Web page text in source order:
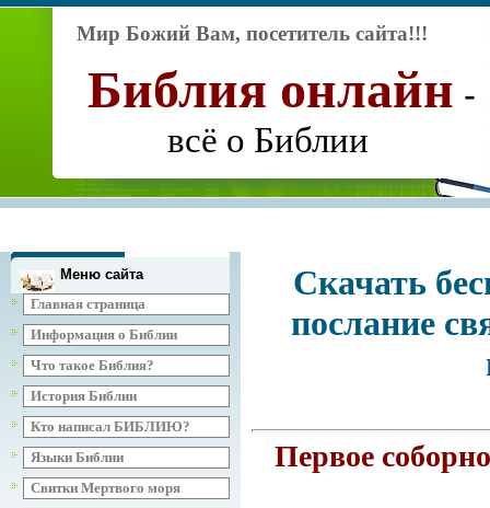
Мир Божий Вам, посетитель сайта!!!
Библия онлайн -
всё о Библии
Меню сайта
Главная страница
Информация о Библии
Что такое Библия?
История Библии
Кто написал БИБЛИЮ?
Языки Библии
Свитки Мертвого моря
Скачать
послание
Первое